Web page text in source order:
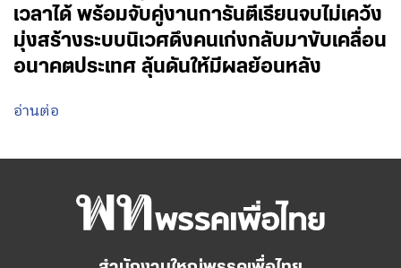
เวลาได้ พร้อมจับคู่งานการันตีเรียนจบไม่เคว้ง
มุ่งสร้างระบบนิเวศดึงคนเก่งกลับมาขับเคลื่อน
อนาคตประเทศ ลุ้นดันให้มีผลย้อนหลัง
อ่านต่อ